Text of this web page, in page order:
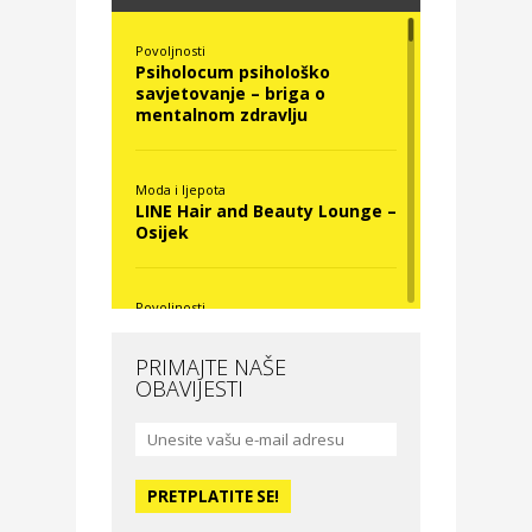
Povoljnosti
Psiholocum psihološko
savjetovanje – briga o
mentalnom zdravlju
Moda i ljepota
LINE Hair and Beauty Lounge –
Osijek
Povoljnosti
Moda i ljepota
studio – Osijek
PRIMAJTE NAŠE
OBAVIJESTI